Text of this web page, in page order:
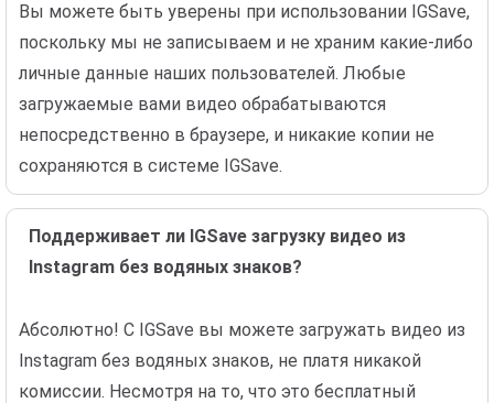
Вы можете быть уверены при использовании IGSave,
поскольку мы не записываем и не храним какие-либо
личные данные наших пользователей. Любые
загружаемые вами видео обрабатываются
непосредственно в браузере, и никакие копии не
сохраняются в системе IGSave.
Поддерживает ли IGSave загрузку видео из
Instagram без водяных знаков?
Абсолютно! С IGSave вы можете загружать видео из
Instagram без водяных знаков, не платя никакой
комиссии. Несмотря на то, что это бесплатный